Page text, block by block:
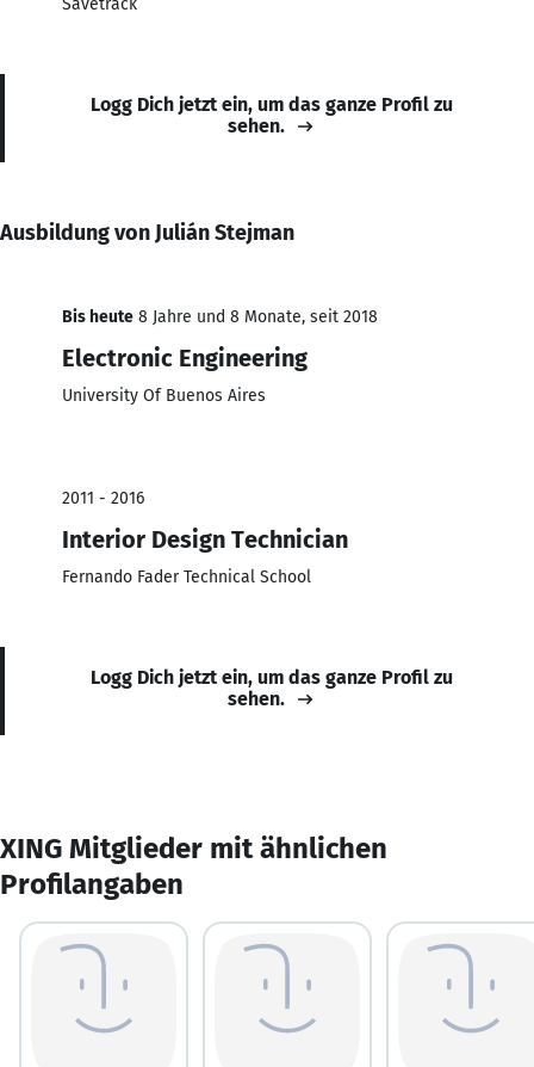
Logg Dich jetzt ein, um das ganze Profil zu
sehen.
Ausbildung von Julián Stejman
Bis heute 8 Jahre und 8 Monate, seit 2018
Electronic Engineering
University Of Buenos Aires
2011 - 2016
Interior Design Technician
Fernando Fader Technical School
Logg Dich jetzt ein, um das ganze Profil zu
sehen.
XING Mitglieder mit ähnlichen
Profilangaben